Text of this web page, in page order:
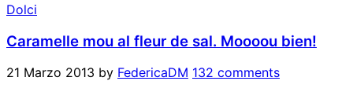
Dolci
Caramelle mou al fleur de sal. Moooou bien!
21 Marzo 2013 by FedericaDM 132 comments